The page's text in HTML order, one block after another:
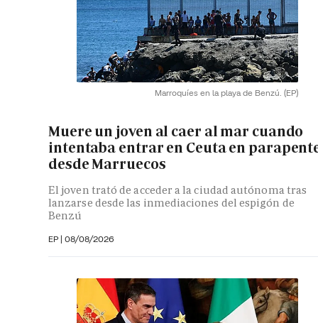
Marroquíes en la playa de Benzú. (EP)
Muere un joven al caer al mar cuando
intentaba entrar en Ceuta en
desde Marruecos
El joven trató de acceder a la ciudad autónoma tras
lanzarse desde las inmediaciones del espigón de
Benzú
EP | 08/08/2026